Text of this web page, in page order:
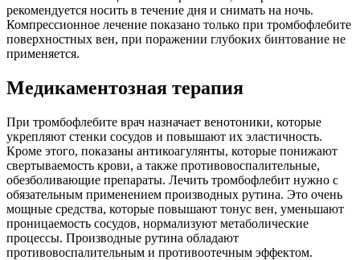
рекомендуется носить в течение дня и снимать на ночь.
Компрессионное лечение показано только при тромбофлебите
поверхностных вен, при поражении глубоких бинтование не
применяется.
Медикаментозная терапия
При тромбофлебите врач назначает венотоники, которые
укрепляют стенки сосудов и повышают их эластичность.
Кроме этого, показаны антикоагулянты, которые понижают
свертываемость крови, а также противовоспалительные,
обезболивающие препараты. Лечить тромбофлебит нужно с
обязательным применением производных рутина. Это очень
мощные средства, которые повышают тонус вен, уменьшают
проницаемость сосудов, нормализуют метаболические
процессы. Производные рутина обладают
противовоспалительным и противоотечным эффектом.